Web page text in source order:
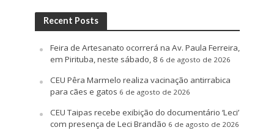
Recent Posts
Feira de Artesanato ocorrerá na Av. Paula Ferreira,
em Pirituba, neste sábado, 8 6 de agosto de 2026
CEU Pêra Marmelo realiza vacinação antirrabica
para cães e gatos 6 de agosto de 2026
CEU Taipas recebe exibição do documentário ‘Leci’
com presença de Leci Brandão 6 de agosto de 2026